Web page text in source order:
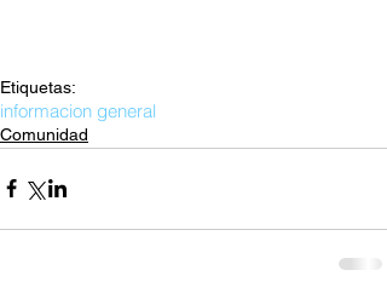
Etiquetas:
informacion general
Comunidad